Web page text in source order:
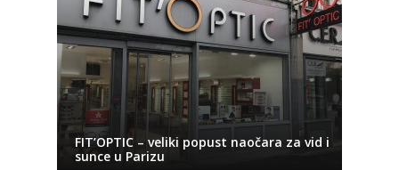
FIT’OPTIC – veliki popust naočara za vid i
sunce u Parizu